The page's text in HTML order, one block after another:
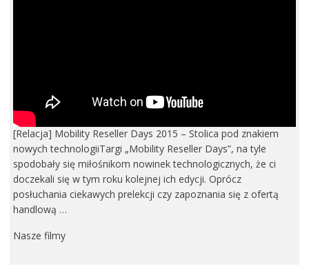
[Relacja] Mobility Reseller Days 2015 – Stolica pod znakiem
nowych technologiiTargi „Mobility Reseller Days”, na tyle
spodobały się miłośnikom nowinek technologicznych, że ci
doczekali się w tym roku kolejnej ich edycji. Oprócz
posłuchania ciekawych prelekcji czy zapoznania się z ofertą
handlową …
Nasze filmy